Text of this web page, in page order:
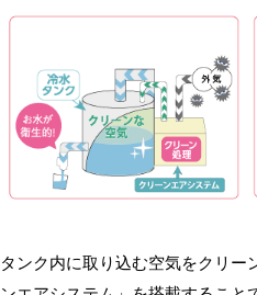
タンク内に取り込む空気をクリー